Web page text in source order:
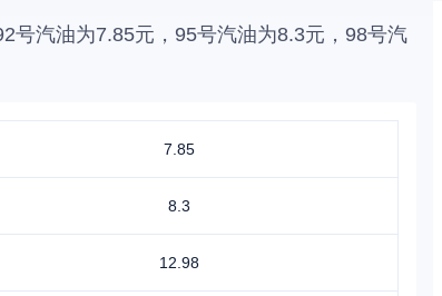
号汽油为7.85元，95号汽油为8.3元，98号汽
7.85
8.3
12.98